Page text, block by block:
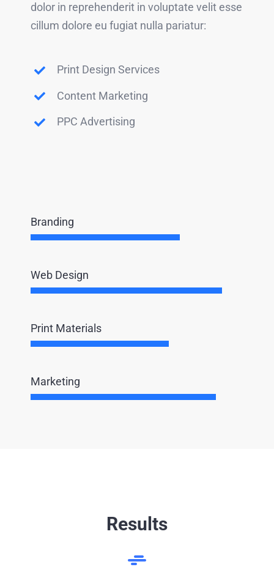
dolor in reprehenderit in voluptate velit esse
cillum dolore eu fugiat nulla pariatur:
Print Design Services
Content Marketing
PPC Advertising
Branding
Web Design
Print Materials
Marketing
Results